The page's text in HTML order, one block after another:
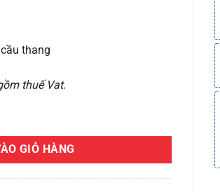
thang
thuế Vat.
GIỎ HÀNG